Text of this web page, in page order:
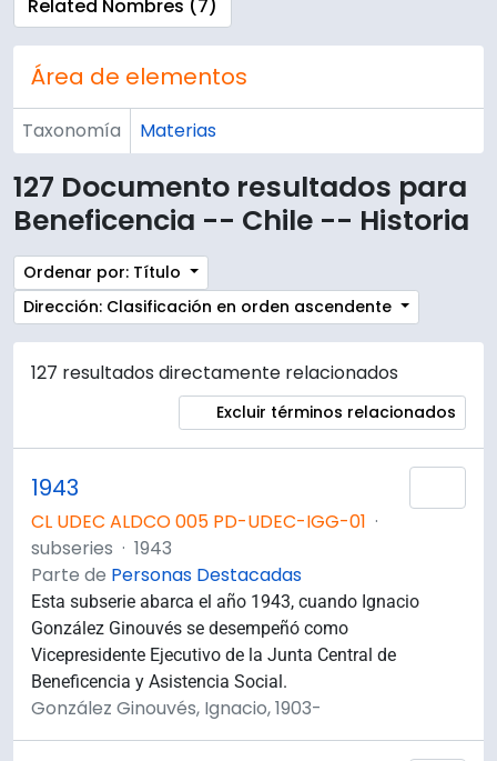
Related Nombres (7)
Área de elementos
Taxonomía Materias
127 Documento resultados para
Beneficencia -- Chile -- Historia
Ordenar por: Título
Dirección: Clasificación en orden ascendente
127 resultados directamente relacionados
Excluir términos relacionados
1943
CL UDEC ALDCO 005 PD-UDEC-IGG-01 ·
subseries · 1943
Parte de Personas Destacadas
Esta subserie abarca el año 1943, cuando Ignacio
González Ginouvés se desempeñó como
Vicepresidente Ejecutivo de la Junta Central de
Beneficencia y Asistencia Social.
González Ginouvés, Ignacio, 1903-